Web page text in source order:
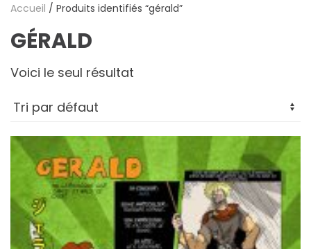
Accueil / Produits identifiés “gérald”
GÉRALD
Voici le seul résultat